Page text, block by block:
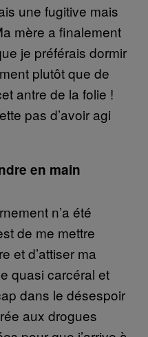
une fugitive mais
mère a finalement
je préférais dormir
plutôt que de
antre de la folie !
pas d’avoir agi
en main
n’a été
de me mettre
et d’attiser ma
quasi carcéral et
dans le désespoir
aux drogues